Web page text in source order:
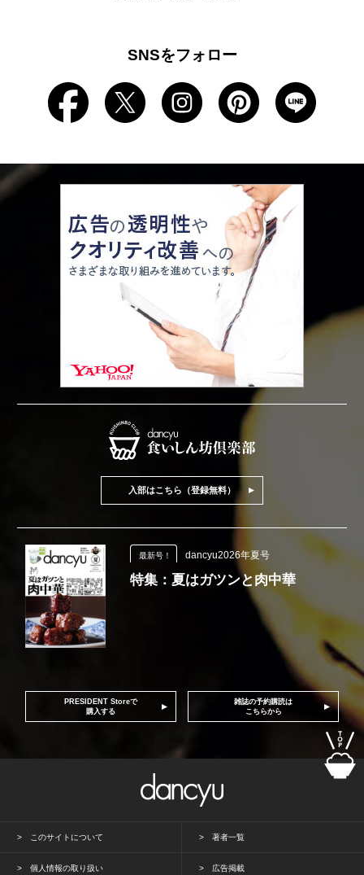
SNSをフォロー
入部はこちら（登録無料）
最新号！ dancyu2026年夏号
特集：夏はガツンと肉中華
PRESIDENT Storeで
購入する
雑誌の予約購読は
こちらから
このサイトについて 著者一覧
個人情報の取り扱い 広告掲載